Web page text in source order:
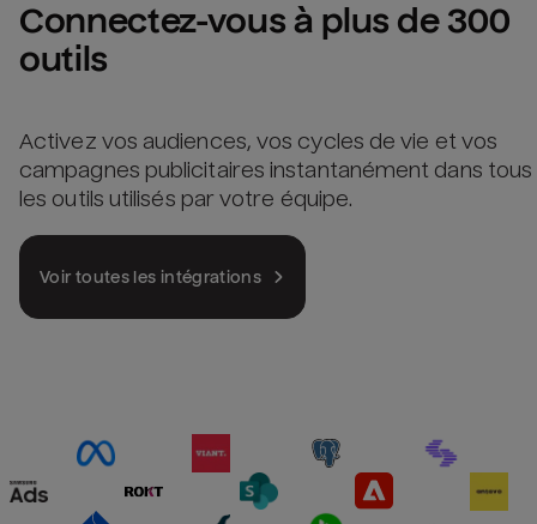
Connectez-vous à plus de 300
outils
Activez vos audiences, vos cycles de vie et vos
campagnes publicitaires instantanément dans tous
les outils utilisés par votre équipe.
Voir toutes les intégrations